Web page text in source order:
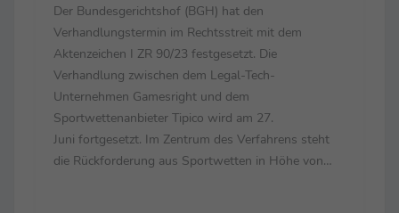
Der Bundesgerichtshof (BGH) hat den
Verhandlungstermin im Rechtsstreit mit dem
Aktenzeichen I ZR 90/23 festgesetzt. Die
Verhandlung zwischen dem Legal-Tech-
Unternehmen Gamesright und dem
Sportwettenanbieter Tipico wird am 27.
Juni fortgesetzt. Im Zentrum des Verfahrens steht
die Rückforderung aus Sportwetten in Höhe von